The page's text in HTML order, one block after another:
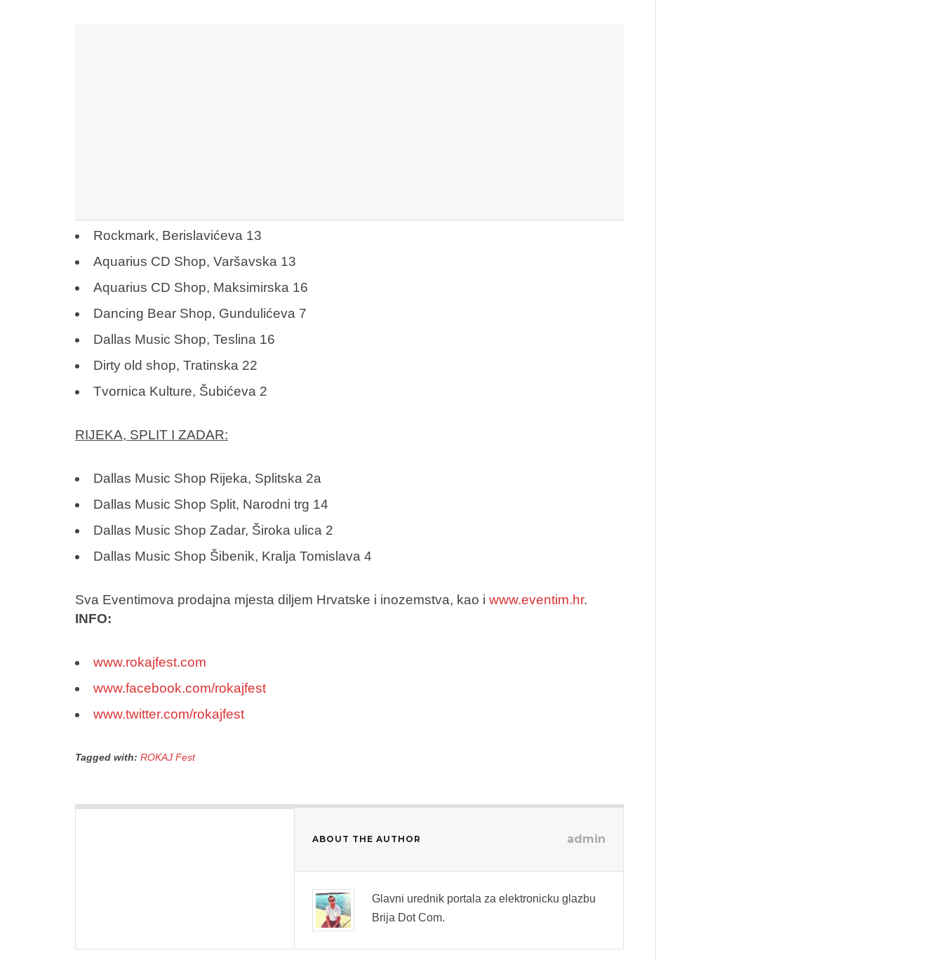
Rockmark, Berislavićeva 13
Aquarius CD Shop, Varšavska 13
Aquarius CD Shop, Maksimirska 16
Dancing Bear Shop, Gundulićeva 7
Dallas Music Shop, Teslina 16
Dirty old shop, Tratinska 22
Tvornica Kulture, Šubićeva 2
RIJEKA, SPLIT I ZADAR:
Dallas Music Shop Rijeka, Splitska 2a
Dallas Music Shop Split, Narodni trg 14
Dallas Music Shop Zadar, Široka ulica 2
Dallas Music Shop Šibenik, Kralja Tomislava 4
Sva Eventimova prodajna mjesta diljem Hrvatske i inozemstva, kao i www.eventim.hr.
INFO:
www.rokajfest.com
www.facebook.com/rokajfest
www.twitter.com/rokajfest
Tagged with: ROKAJ Fest
ABOUT THE AUTHOR admin
Glavni urednik portala za elektronicku glazbu
Brija Dot Com.